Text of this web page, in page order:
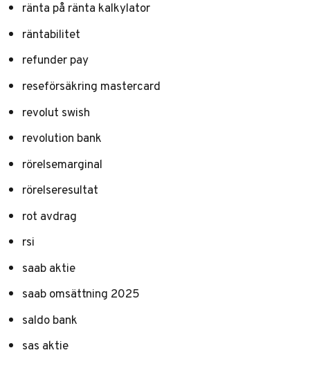
ränta på ränta kalkylator
räntabilitet
refunder pay
reseförsäkring mastercard
revolut swish
revolution bank
rörelsemarginal
rörelseresultat
rot avdrag
rsi
saab aktie
saab omsättning 2025
saldo bank
sas aktie